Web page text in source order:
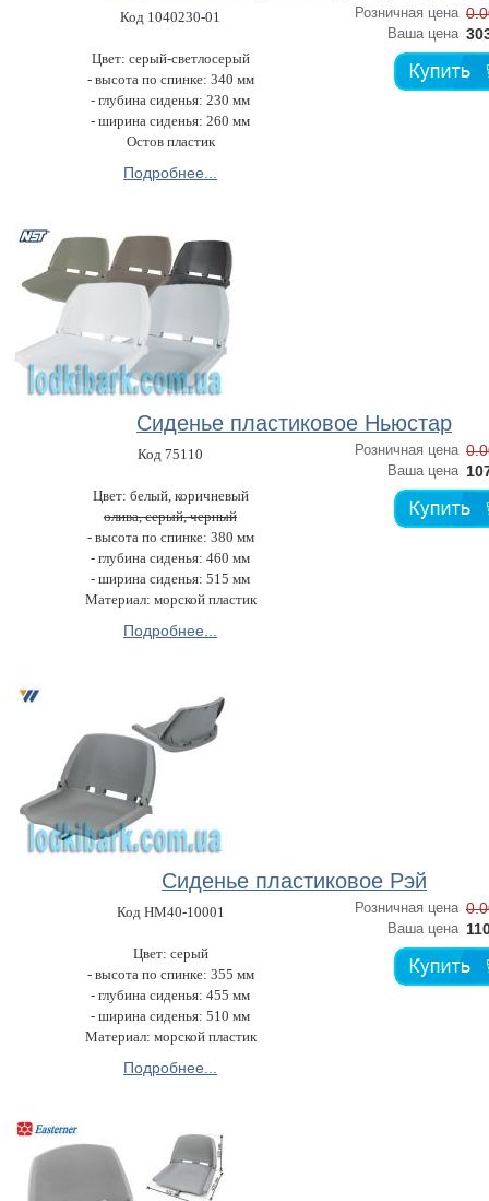
Код 1040230-01
Цвет: серый-светлосерый
- высота по спинке: 340 мм
- глубина сиденья: 230 мм
- ширина сиденья: 260 мм
Остов пластик
Подробнее...
Розничная цена
Ваша цена
Сиденье пластиковое Ньюстар
Код 75110
Цвет: белый, коричневый
олива, серый, черный
- высота по спинке: 380 мм
- глубина сиденья: 460 мм
- ширина сиденья: 515 мм
Материал: морской пластик
Подробнее...
Розничная цена
Ваша цена
Сиденье пластиковое Рэй
Код HM40-10001
Цвет: серый
- высота по спинке: 355 мм
- глубина сиденья: 455 мм
- ширина сиденья: 510 мм
Материал: морской пластик
Подробнее...
Розничная цена
Ваша цена